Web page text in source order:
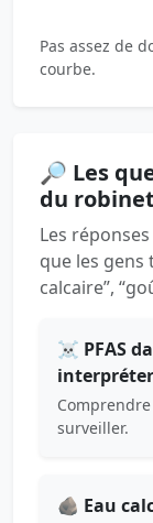
Pas assez de
courbe.
🔎 Les
du robinet
Les
que les gens
calcaire”,
☠️ PFAS
surveiller.
🪨 Eau